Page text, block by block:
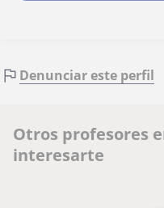
Denunciar este perfil
Otros profesores
interesarte